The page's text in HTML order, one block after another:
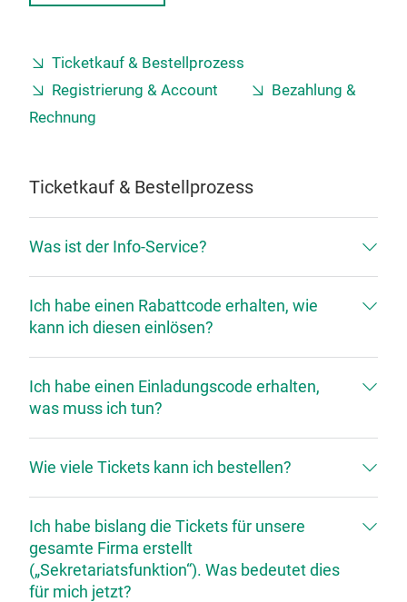
Ticketkauf & Bestellprozess
Registrierung & Account
Bezahlung &
Rechnung
Ticketkauf & Bestellprozess
Was ist der Info-Service?
Ich habe einen Rabattcode erhalten, wie
kann ich diesen einlösen?
Ich habe einen Einladungscode erhalten,
was muss ich tun?
Wie viele Tickets kann ich bestellen?
Ich habe bislang die Tickets für unsere
gesamte Firma erstellt
(„Sekretariatsfunktion“). Was bedeutet dies
für mich jetzt?